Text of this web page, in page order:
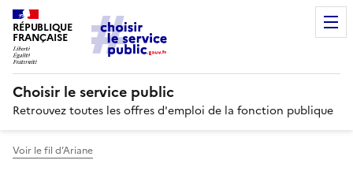
RÉPUBLIQUE
FRANÇAISE
Choisir le service public
Retrouvez toutes les offres d'emploi de la fonction publique
Voir le fil d’Ariane